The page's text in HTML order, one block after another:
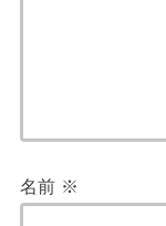
名前 ※